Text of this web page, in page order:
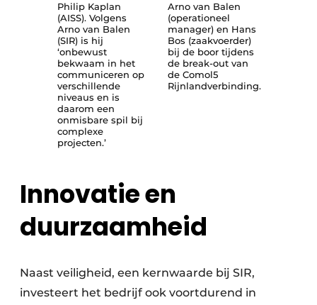
Philip Kaplan
(AISS). Volgens
Arno van Balen
(SIR) is hij
‘onbewust
bekwaam in het
communiceren op
verschillende
niveaus en is
daarom een
onmisbare spil bij
complexe
projecten.’
Arno van Balen
(operationeel
manager) en Hans
Bos (zaakvoerder)
bij de boor tijdens
de break-out van
de Comol5
Rijnlandverbinding.
Innovatie en
duurzaamheid
Naast veiligheid, een kernwaarde bij SIR,
investeert het bedrijf ook voortdurend in